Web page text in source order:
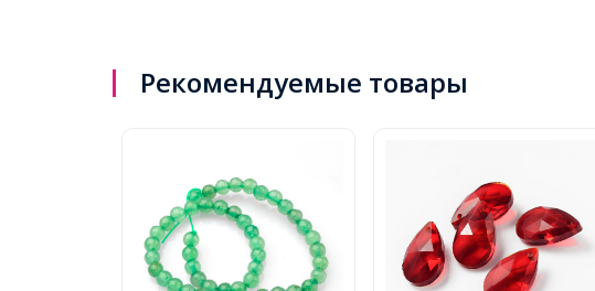
Рекомендуемые товары